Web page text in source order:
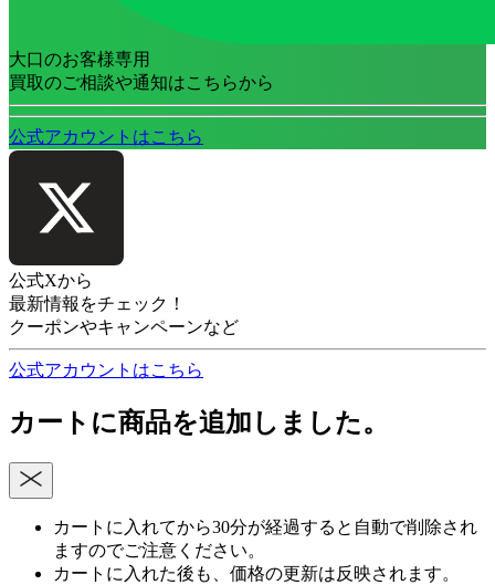
大口のお客様専用
買取のご相談や通知はこちらから
公式アカウントはこちら
公式Xから
最新情報をチェック！
クーポンやキャンペーンなど
公式アカウントはこちら
カートに商品を追加しました。
カートに入れてから30分が経過すると自動で削除され
ますのでご注意ください。
カートに入れた後も、価格の更新は反映されます。